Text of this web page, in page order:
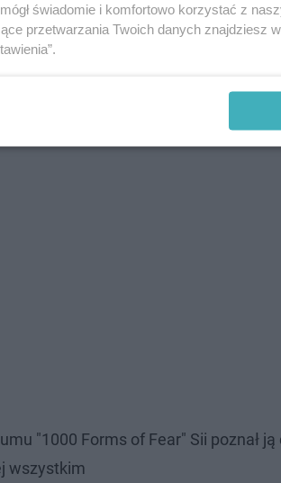
"1000 Forms of Fear" Sii poznał ją
wszystkim
świadomie i komfortowo korzystać z
przetwarzania Twoich danych znajdziesz w